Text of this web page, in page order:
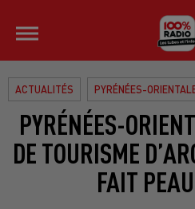
ACTUALITÉS PYRÉNÉES-
PYRÉNÉES-
DE TOURISME
FAIT